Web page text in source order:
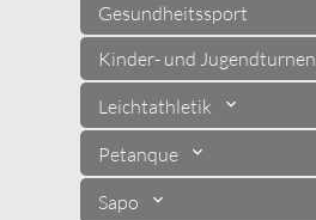
Gesundheitssport
Kinder- und Jugendturnen
Leichtathletik
Petanque
Sapo